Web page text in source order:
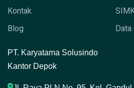
Kontak
Blog
PT. Karyatama Solusindo
Kantor Depok